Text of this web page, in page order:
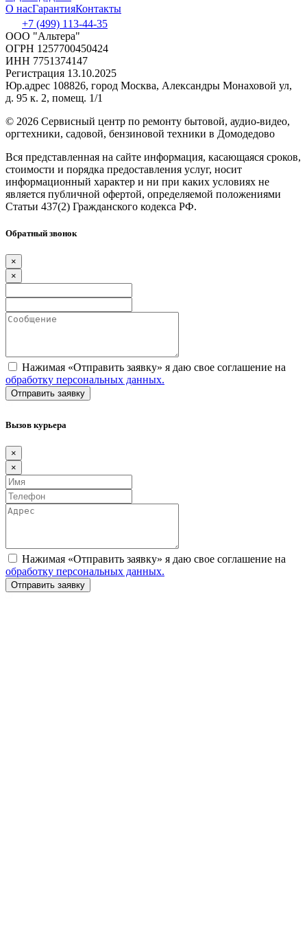
О насГарантияКонтакты
+7 (499) 113-44-35
ООО "Альтера"
ОГРН 1257700450424
ИНН 7751374147
Регистрация 13.10.2025
Юр.адрес 108826, город Москва, Александры Монаховой ул,
д. 95 к. 2, помещ. 1/1
© 2026 Сервисный центр по ремонту бытовой, аудио-видео,
оргтехники, садовой, бензиновой техники в Домодедово
Вся представленная на сайте информация, касающаяся сроков,
стоимости и порядка предоставления услуг, носит
информационный характер и ни при каких условиях не
является публичной офертой, определяемой положениями
Статьи 437(2) Гражданского кодекса РФ.
Обратный звонок
×
×
Нажимая «Отправить заявку» я даю свое соглашение на
обработку персональных данных.
Вызов курьера
×
×
Нажимая «Отправить заявку» я даю свое соглашение на
обработку персональных данных.